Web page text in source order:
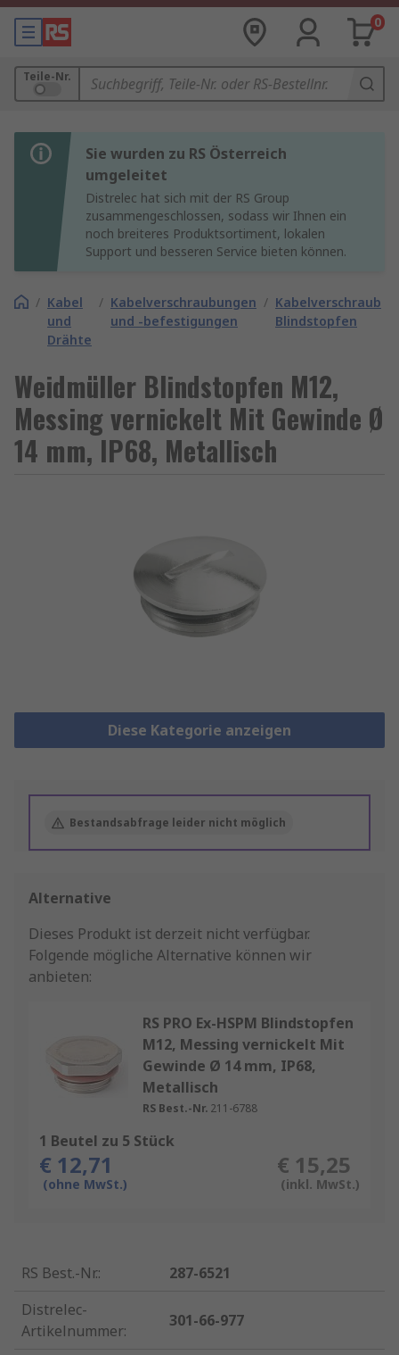
0
Teile-Nr.
Sie wurden zu RS Österreich
umgeleitet
Distrelec hat sich mit der RS Group
zusammengeschlossen, sodass wir Ihnen ein
noch breiteres Produktsortiment, lokalen
Support und besseren Service bieten können.
/ Kabel
und
Drähte
/ Kabelverschraubungen
und -befestigungen
/
Blindstopfen
Weidmüller Blindstopfen M12,
Messing vernickelt Mit Gewinde Ø
14 mm, IP68, Metallisch
Diese Kategorie anzeigen
Bestandsabfrage leider nicht möglich
Alternative
Dieses Produkt ist derzeit nicht verfügbar.
Folgende mögliche Alternative können wir
anbieten:
RS PRO Ex-HSPM Blindstopfen
M12, Messing vernickelt Mit
Gewinde Ø 14 mm, IP68,
Metallisch
RS Best.-Nr. 211-6788
1 Beutel zu 5 Stück
€ 12,71
(ohne MwSt.)
€ 15,25
(inkl. MwSt.)
RS Best.-Nr.:
287-6521
Distrelec-
Artikelnummer:
301-66-977